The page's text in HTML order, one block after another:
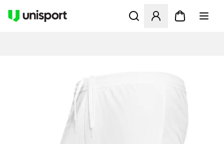
Apre una finestra modale